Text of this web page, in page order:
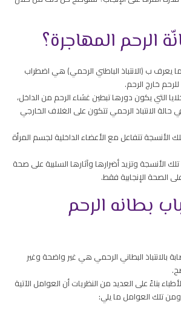
الرحم المهاجرة؟
ما يعرف ب (الانتباذ الباطني الرحمي) هي اضطراب
خارج الرحم.
التي يكون دورها تبطين غشاء الرحم من الداخل،
الانتباذ الرحمي تتكون على الغلاف الخارجي
الأنسجة تتفاعل مع الأعضاء الداخلية لجسم المرأة
الأنسجة وتزيد أضرارها وآثارها السلبية على صحة
الصحة الإنجابية فقط.
بطانه الرحم
بالانتباذ البطاني الرحمي هي غير واضحة وغير
بناءً على العديد من النظريات أن العوامل الآتية
تلك العوامل ما يلي: